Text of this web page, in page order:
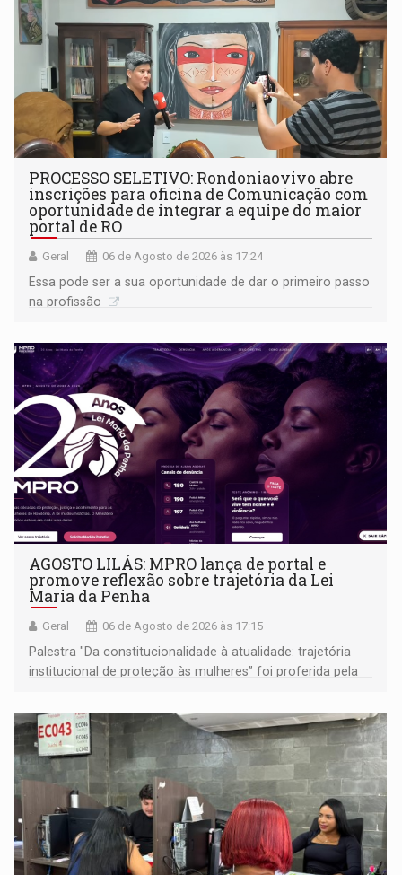
PROCESSO SELETIVO: Rondoniaovivo abre
inscrições para oficina de Comunicação com
oportunidade de integrar a equipe do maior
portal de RO
Geral 06 de Agosto de 2026 às 17:24
Essa pode ser a sua oportunidade de dar o primeiro passo
na profissão
AGOSTO LILÁS: MPRO lança de portal e
promove reflexão sobre trajetória da Lei
Maria da Penha
Geral 06 de Agosto de 2026 às 17:15
Palestra "Da constitucionalidade à atualidade: trajetória
institucional de proteção às mulheres” foi proferida pela
Goiás